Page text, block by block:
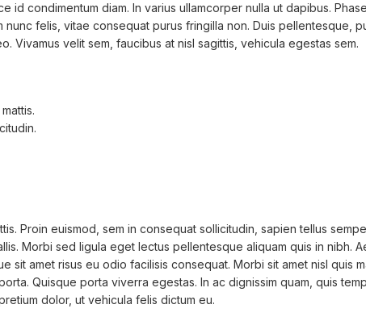
id condimentum diam. In varius ullamcorper nulla ut dapibus.
nunc felis, vitae consequat purus fringilla non. Duis pellentesque,
Vivamus velit sem, faucibus at nisl sagittis, vehicula egestas sem.
Proin euismod, sem in consequat sollicitudin, sapien tellus
Morbi sed ligula eget lectus pellentesque aliquam quis in nibh.
sit amet risus eu odio facilisis consequat. Morbi sit amet nisl quis
Quisque porta viverra egestas. In ac dignissim quam, quis
dolor, ut vehicula felis dictum eu.